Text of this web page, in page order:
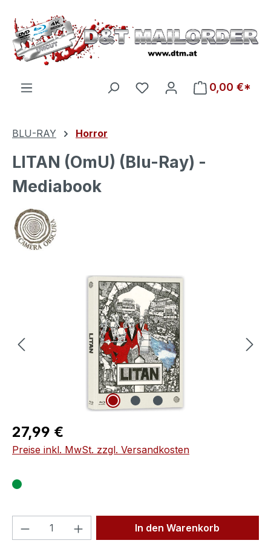
Zum Hauptinhalt springen
Du hast 0 Produkte auf
0,00 €*
BLU-RAY Horror
LITAN (OmU) (Blu-Ray) -
Mediabook
Bildergalerie überspringen
Regulärer Preis:
27,99 €
Preise inkl. MwSt. zzgl. Versandkosten
Produkt Anzahl: Gib denIn den Warenkorb